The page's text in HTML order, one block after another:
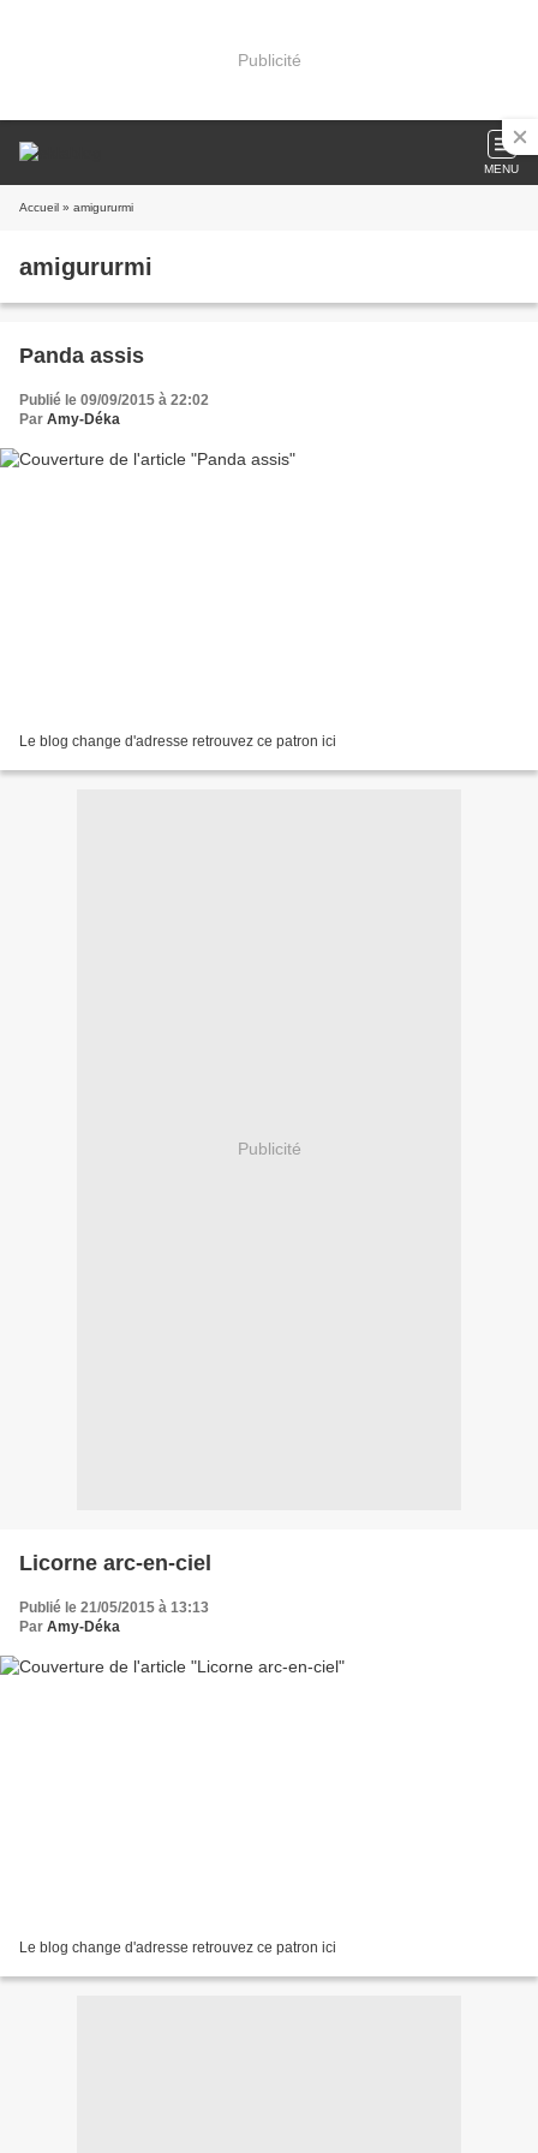
Publicité
MENU
Accueil » amigururmi
amigururmi
Panda assis
Publié le 09/09/2015 à 22:02
Par Amy-Déka
Le blog change d'adresse retrouvez ce patron ici
Publicité
Licorne arc-en-ciel
Publié le 21/05/2015 à 13:13
Par Amy-Déka
Le blog change d'adresse retrouvez ce patron ici